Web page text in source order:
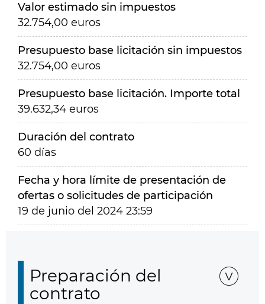
Valor estimado sin impuestos
32.754,00 euros
Presupuesto base licitación sin impuestos
32.754,00 euros
Presupuesto base licitación. Importe total
39.632,34 euros
Duración del contrato
60 días
Fecha y hora límite de presentación de
ofertas o solicitudes de participación
19 de junio del 2024 23:59
Preparación del
contrato